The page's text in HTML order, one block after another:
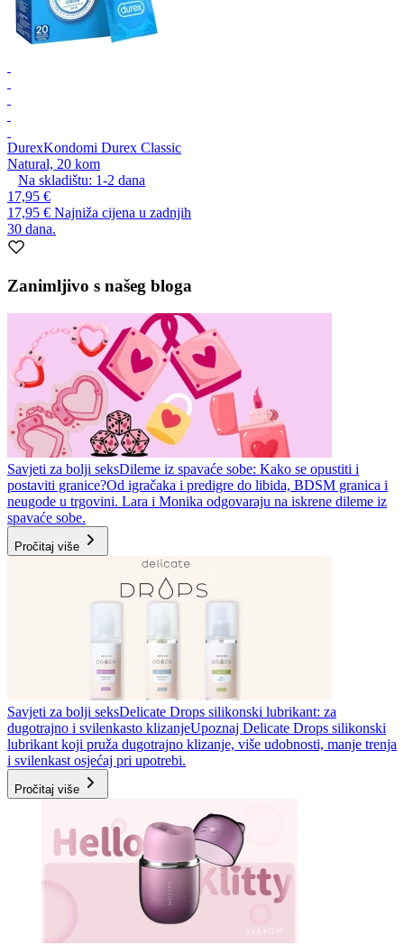
DurexKondomi Durex Classic
Natural, 20 kom
Na skladištu: 1-2 dana
17,95 €
17,95 € Najniža cijena u zadnjih
30 dana.
Zanimljivo s našeg bloga
Savjeti za bolji seksDileme iz spavaće sobe: Kako se opustiti i
postaviti granice?Od igračaka i predigre do libida, BDSM granica i
neugode u trgovini. Lara i Monika odgovaraju na iskrene dileme iz
spavaće sobe.
Pročitaj više
Savjeti za bolji seksDelicate Drops silikonski lubrikant: za
dugotrajno i svilenkasto klizanjeUpoznaj Delicate Drops silikonski
lubrikant koji pruža dugotrajno klizanje, više udobnosti, manje trenja
i svilenkast osjećaj pri upotrebi.
Pročitaj više